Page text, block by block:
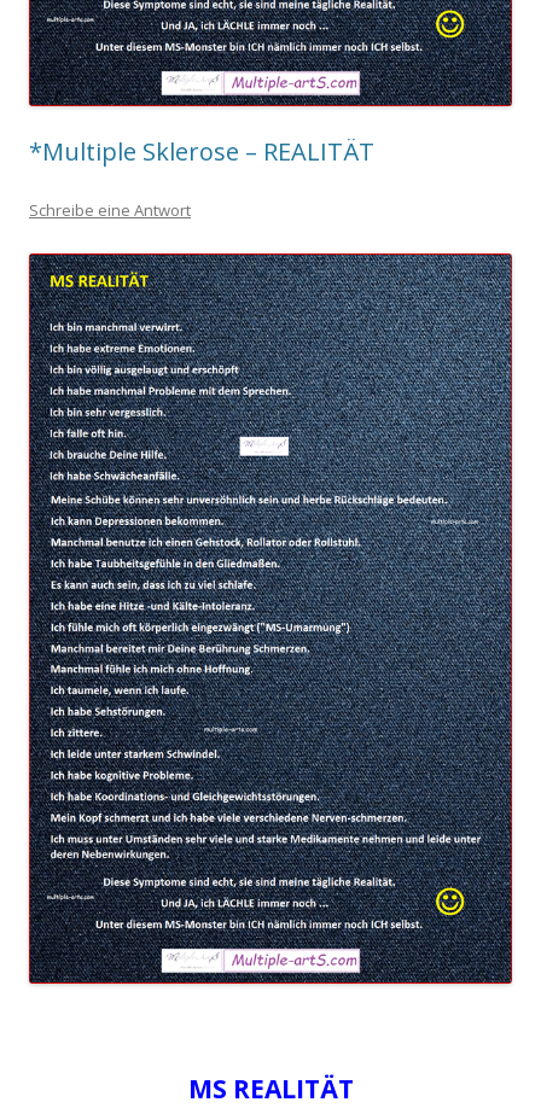
*Multiple Sklerose – REALITÄT
Schreibe eine Antwort
MS REALITÄT